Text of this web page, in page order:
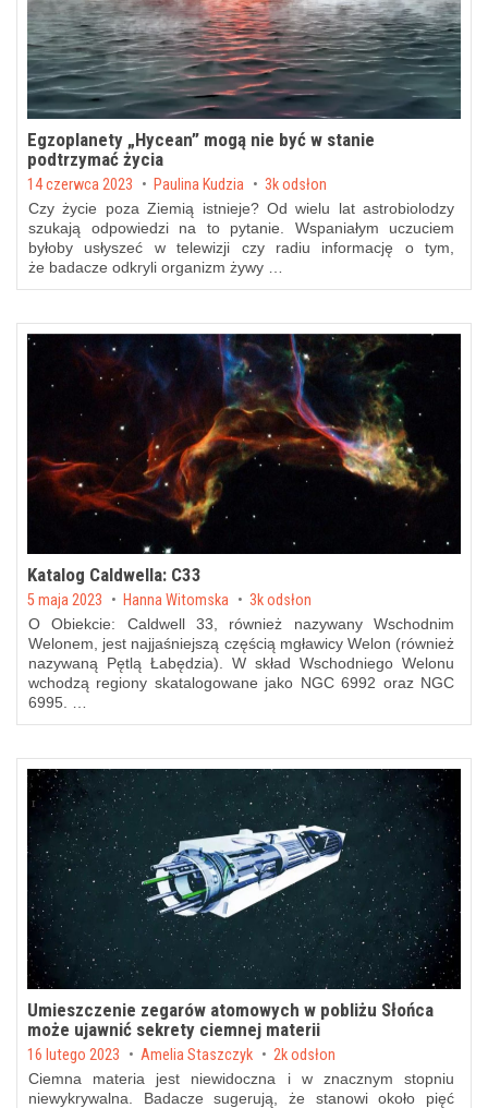
Egzoplanety „Hycean” mogą nie być w stanie
podtrzymać życia
Posted on
14 czerwca 2023 by Paulina Kudzia 3k odsłon
Czy życie poza Ziemią istnieje? Od wielu lat astrobiolodzy
szukają odpowiedzi na to pytanie. Wspaniałym uczuciem
byłoby usłyszeć w telewizji czy radiu informację o tym,
że badacze odkryli organizm żywy …
Katalog Caldwella: C33
Posted on
5 maja 2023 by Hanna Witomska 3k odsłon
O Obiekcie: Caldwell 33, również nazywany Wschodnim
Welonem, jest najjaśniejszą częścią mgławicy Welon (również
nazywaną Pętlą Łabędzia). W skład Wschodniego Welonu
wchodzą regiony skatalogowane jako NGC 6992 oraz NGC
6995. …
Umieszczenie zegarów atomowych w pobliżu Słońca
może ujawnić sekrety ciemnej materii
Posted on
16 lutego 2023 by Amelia Staszczyk 2k odsłon
Ciemna materia jest niewidoczna i w znacznym stopniu
niewykrywalna. Badacze sugerują, że stanowi około pięć